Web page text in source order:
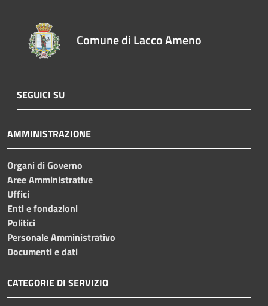
Comune di Lacco Ameno
SEGUICI SU
AMMINISTRAZIONE
Organi di Governo
Aree Amministrative
Uffici
Enti e fondazioni
Politici
Personale Amministrativo
Documenti e dati
CATEGORIE DI SERVIZIO